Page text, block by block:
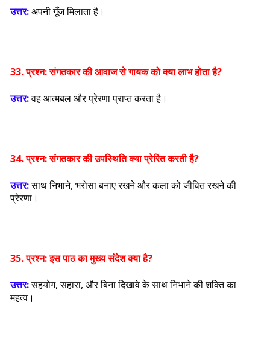
उत्तर:अपनी गूँज मिलाता है।
33. प्रश्न:संगतकार की आवाज से गायक को क्या लाभ होता है?
उत्तर:वह आत्मबल और प्रेरणा प्राप्त करता है।
34. प्रश्न:संगतकार की उपस्थिति क्या प्रेरित करती है?
उत्तर:साथ निभाने, भरोसा बनाए रखने और कला को जीवित रखने की
प्रेरणा।
35. प्रश्न:इस पाठ का मुख्य संदेश क्या है?
उत्तर:सहयोग, सहारा, और बिना दिखावे के साथ निभाने की शक्ति का
महत्व।